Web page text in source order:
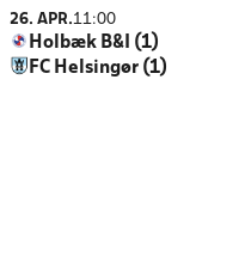
26. APR.11:00
Holbæk B&I (1)
FC Helsingør (1)